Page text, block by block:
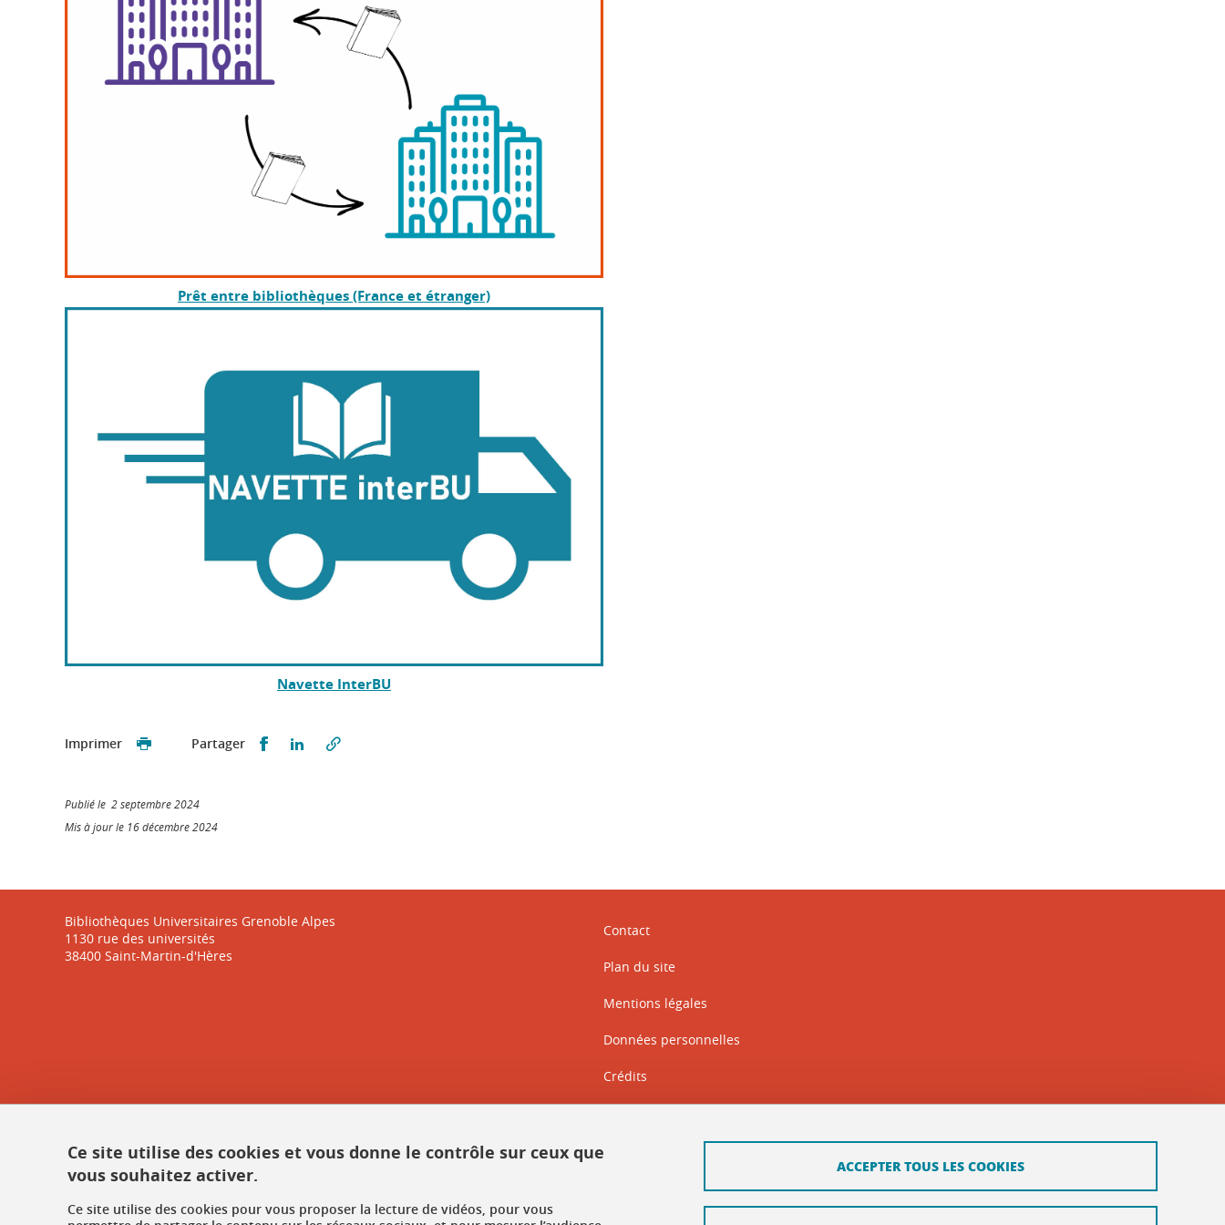
Prêt entre bibliothèques (France et étranger)
Navette InterBU
Imprimer Partager Partager sur Facebook
Partager sur LinkedIn
Publié le 2 septembre 2024
Mis à jour le 16 décembre 2024
Bibliothèques Universitaires Grenoble Alpes
1130 rue des universités
38400 Saint-Martin-d'Hères
Contact
Plan du site
Mentions légales
Données personnelles
Crédits
Intranet DGD BAPSO - réseau doc
Ce site utilise des cookies et vous donne le contrôle sur ceux que
vous souhaitez activer.
Ce site utilise des cookies pour vous proposer la lecture de vidéos, pour vous
ACCEPTER TOUS LES COOKIES